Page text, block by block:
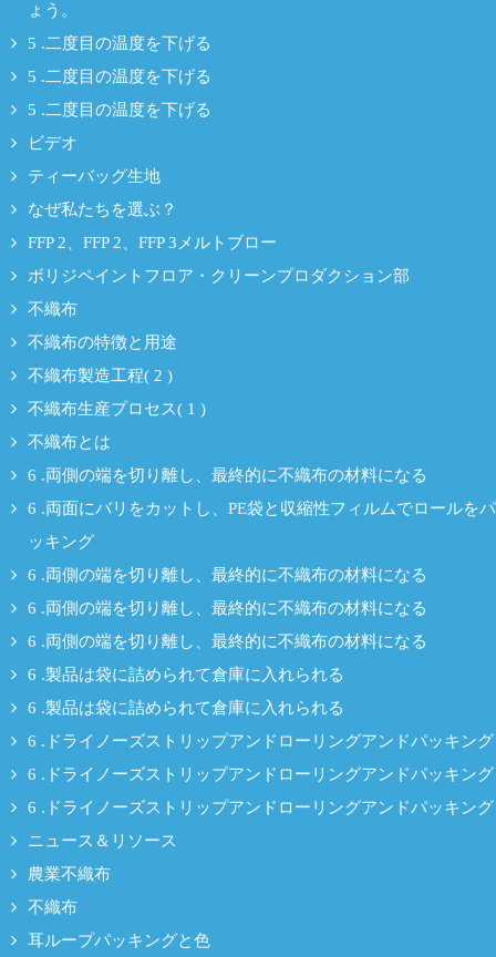
ょう。
5 .二度目の温度を下げる
5 .二度目の温度を下げる
5 .二度目の温度を下げる
ビデオ
ティーバッグ生地
なぜ私たちを選ぶ？
FFP 2、FFP 2、FFP 3メルトブロー
ボリジペイントフロア・クリーンプロダクション部
不織布
不織布の特徴と用途
不織布製造工程( 2 )
不織布生産プロセス( 1 )
不織布とは
6 .両側の端を切り離し、最終的に不織布の材料になる
6 .両面にバリをカットし、PE袋と収縮性フィルムでロールをパ
ッキング
6 .両側の端を切り離し、最終的に不織布の材料になる
6 .両側の端を切り離し、最終的に不織布の材料になる
6 .両側の端を切り離し、最終的に不織布の材料になる
6 .製品は袋に詰められて倉庫に入れられる
6 .製品は袋に詰められて倉庫に入れられる
6 .ドライノーズストリップアンドローリングアンドパッキング
6 .ドライノーズストリップアンドローリングアンドパッキング
6 .ドライノーズストリップアンドローリングアンドパッキング
ニュース＆リソース
農業不織布
不織布
耳ループパッキングと色